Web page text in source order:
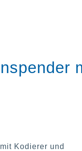
Kodierer und